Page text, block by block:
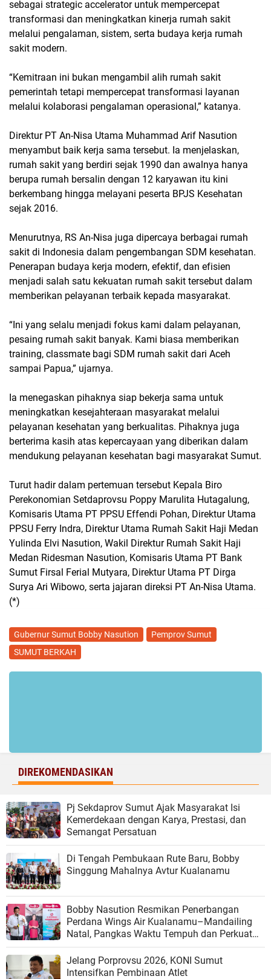
sebagai strategic accelerator untuk mempercepat
transformasi dan meningkatkan kinerja rumah sakit
melalui pengalaman, sistem, serta budaya kerja rumah
sakit modern.
“Kemitraan ini bukan mengambil alih rumah sakit
pemerintah tetapi mempercepat transformasi layanan
melalui kolaborasi pengalaman operasional,” katanya.
Direktur PT An-Nisa Utama Muhammad Arif Nasution
menyambut baik kerja sama tersebut. Ia menjelaskan,
rumah sakit yang berdiri sejak 1990 dan awalnya hanya
berupa rumah bersalin dengan 12 karyawan itu kini
berkembang hingga melayani peserta BPJS Kesehatan
sejak 2016.
Menurutnya, RS An-Nisa juga dipercaya berbagai rumah
sakit di Indonesia dalam pengembangan SDM kesehatan.
Penerapan budaya kerja modern, efektif, dan efisien
menjadi salah satu kekuatan rumah sakit tersebut dalam
memberikan pelayanan terbaik kepada masyarakat.
“Ini yang selalu menjadi fokus kami dalam pelayanan,
pesaing rumah sakit banyak. Kami biasa memberikan
training, classmate bagi SDM rumah sakit dari Aceh
sampai Papua,” ujarnya.
Ia menegaskan pihaknya siap bekerja sama untuk
meningkatkan kesejahteraan masyarakat melalui
pelayanan kesehatan yang berkualitas. Pihaknya juga
berterima kasih atas kepercayaan yang diberikan dalam
mendukung pelayanan kesehatan bagi masyarakat Sumut.
Turut hadir dalam pertemuan tersebut Kepala Biro
Perekonomian Setdaprovsu Poppy Marulita Hutagalung,
Komisaris Utama PT PPSU Effendi Pohan, Direktur Utama
PPSU Ferry Indra, Direktur Utama Rumah Sakit Haji Medan
Yulinda Elvi Nasution, Wakil Direktur Rumah Sakit Haji
Medan Ridesman Nasution, Komisaris Utama PT Bank
Sumut Firsal Ferial Mutyara, Direktur Utama PT Dirga
Surya Ari Wibowo, serta jajaran direksi PT An-Nisa Utama.
(*)
Gubernur Sumut Bobby Nasution
Pemprov Sumut
SUMUT BERKAH
DIREKOMENDASIKAN
Pj Sekdaprov Sumut Ajak Masyarakat Isi
Kemerdekaan dengan Karya, Prestasi, dan
Semangat Persatuan
Di Tengah Pembukaan Rute Baru, Bobby
Singgung Mahalnya Avtur Kualanamu
Bobby Nasution Resmikan Penerbangan
Perdana Wings Air Kualanamu–Mandailing
Natal, Pangkas Waktu Tempuh dan Perkuat
Konektivitas
Jelang Porprovsu 2026, KONI Sumut
Intensifkan Pembinaan Atlet